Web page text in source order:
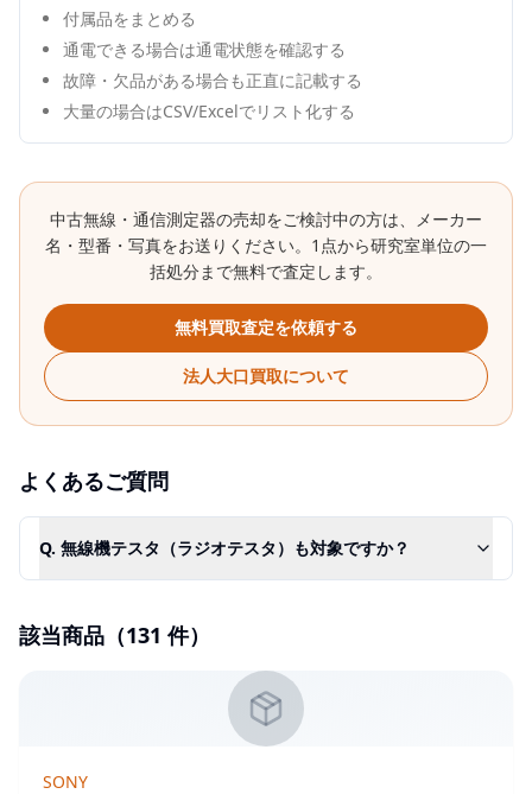
付属品をまとめる
通電できる場合は通電状態を確認する
故障・欠品がある場合も正直に記載する
大量の場合はCSV/Excelでリスト化する
中古無線・通信測定器の売却をご検討中の方は、メーカー
名・型番・写真をお送りください。1点から研究室単位の一
括処分まで無料で査定します。
無料買取査定を依頼する
法人大口買取について
よくあるご質問
Q. 無線機テスタ（ラジオテスタ）も対象ですか？
該当商品（131 件）
SONY